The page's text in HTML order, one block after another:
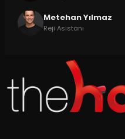
Metehan Yılmaz
Reji Asistanı